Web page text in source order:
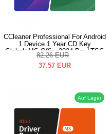
CCleaner Professional For Android
1 Device 1 Year CD Key
Global+MS Office2024 Pro LTSC
Pack
82.26 EUR
37.57 EUR
Auf Lager